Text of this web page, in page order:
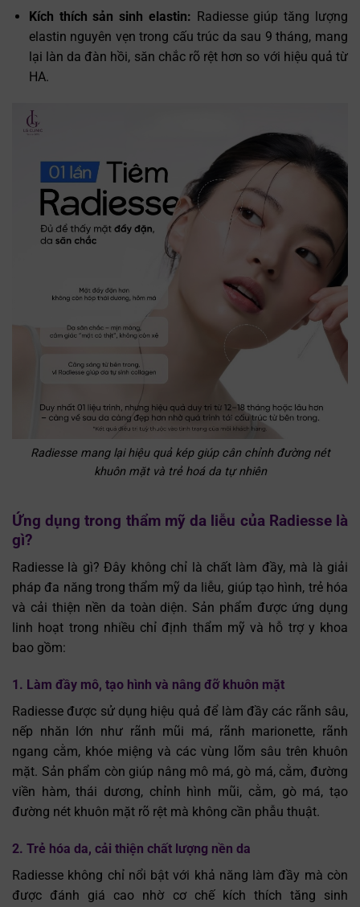
Kích thích sản sinh elastin: Radiesse giúp tăng lượng
elastin nguyên vẹn trong cấu trúc da sau 9 tháng, mang
lại làn da đàn hồi, săn chắc rõ rệt hơn so với hiệu quả từ
HA.
Radiesse mang lại hiệu quả kép giúp cân chỉnh đường nét
khuôn mặt và trẻ hoá da tự nhiên
Ứng dụng trong thẩm mỹ da liễu của Radiesse là
gì?
Radiesse là gì? Đây không chỉ là chất làm đầy, mà là giải
pháp đa năng trong thẩm mỹ da liễu, giúp tạo hình, trẻ hóa
và cải thiện nền da toàn diện. Sản phẩm được ứng dụng
linh hoạt trong nhiều chỉ định thẩm mỹ và hỗ trợ y khoa
bao gồm:
1. Làm đầy mô, tạo hình và nâng đỡ khuôn mặt
Radiesse được sử dụng hiệu quả để làm đầy các rãnh sâu,
nếp nhăn lớn như rãnh mũi má, rãnh marionette, rãnh
ngang cằm, khóe miệng và các vùng lõm sâu trên khuôn
mặt. Sản phẩm còn giúp nâng mô má, gò má, cằm, đường
viền hàm, thái dương, chỉnh hình mũi, cằm, gò má, tạo
đường nét khuôn mặt rõ rệt mà không cần phẫu thuật.
2. Trẻ hóa da, cải thiện chất lượng nền da
Radiesse không chỉ nổi bật với khả năng làm đầy mà còn
được đánh giá cao nhờ cơ chế kích thích tăng sinh